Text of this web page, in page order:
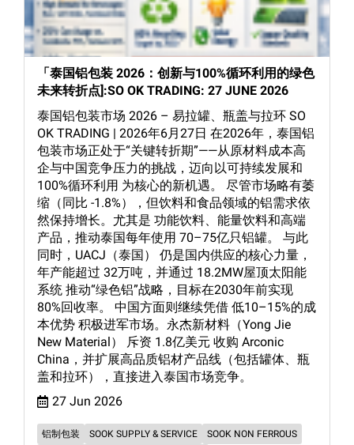
「泰国铝包装 2026：创新与100%循环利用的绿色
未来转折点]:SO OK TRADING: 27 JUNE 2026
泰国铝包装市场 2026 – 易拉罐、瓶盖与拉环 SO
OK TRADING | 2026年6月27日 在2026年，泰国铝
包装市场正处于“关键转折期”——从原材料成本高
企与中国竞争压力的挑战，迈向以可持续发展和
100%循环利用 为核心的新机遇。 尽管市场略有萎
缩（同比 -1.8%），但饮料和食品领域的铝需求依
然保持增长。尤其是 功能饮料、能量饮料和高端
产品，推动泰国每年使用 70–75亿只铝罐。 与此
同时，UACJ（泰国） 仍是国内供应的核心力量，
年产能超过 32万吨，并通过 18.2MW屋顶太阳能
系统 推动“绿色铝”战略，目标在2030年前实现
80%回收率。 中国方面则继续凭借 低10–15%的成
本优势 积极进军市场。永杰新材料（Yong Jie
New Material） 斥资 1.8亿美元 收购 Arconic
China，并扩展高品质铝材产品线（包括罐体、瓶
盖和拉环），直接进入泰国市场竞争。
27 Jun 2026
铝制包装 SOOK SUPPLY & SERVICE
SOOK NON FERROUS